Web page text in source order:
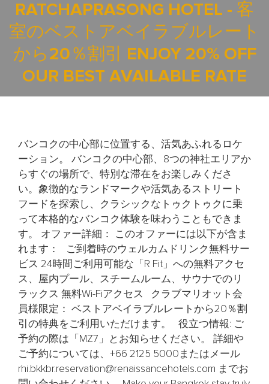
RATCHAPRASONG HOTEL - 客
室のベストアベイラブルレート
から20％割引 ENJOY 20% OFF
OUR BEST AVAILABLE RATE
バンコクの中心部に位置する、活気あふれるロケ
ーション。 バンコクの中心部、8つの神社エリアか
らすぐの場所で、特別な滞在をお楽しみくださ
い。象徴的なランドマークや活気あるストリート
フードを探索し、クラシックなトゥクトゥクに乗
って本格的なバンコク体験を味わうこともできま
す。 オファー詳細： このオファーには以下が含ま
れます： ご到着時のウェルカムドリンク無料サー
ビス 24時間ご利用可能な「R Fit」への無料アクセ
ス、屋内プール、スチームルーム、サウナでのリ
ラックス 無料Wi-Fiアクセス クラブマリオット会
員様限定： ベストアベイラブルレートから20％割
引の特典をご利用いただけます。 役立つ情報: ご
予約の際は「MZ7」とお知らせください。 詳細や
ご予約については、+66 2125 5000またはメール
rhi.bkkbr.reservation@renaissancehotels.com までお